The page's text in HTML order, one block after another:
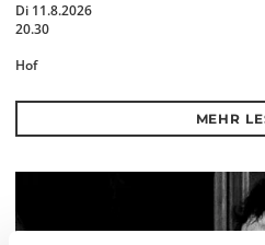
Di 11.8.2026
20.30
Hof
MEHR